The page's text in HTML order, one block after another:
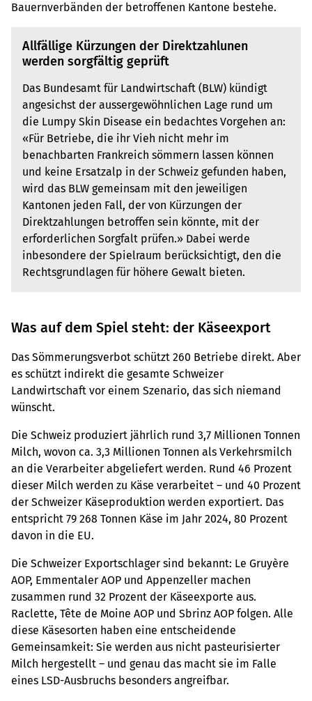
Bauernverbänden der betroffenen Kantone bestehe.
Allfällige Kürzungen der Direktzahlunen
werden sorgfältig geprüft
Das Bundesamt für Landwirtschaft (BLW) kündigt
angesichst der aussergewöhnlichen Lage rund um
die Lumpy Skin Disease ein bedachtes Vorgehen an:
«Für Betriebe, die ihr Vieh nicht mehr im
benachbarten Frankreich sömmern lassen können
und keine Ersatzalp in der Schweiz gefunden haben,
wird das BLW gemeinsam mit den jeweiligen
Kantonen jeden Fall, der von Kürzungen der
Direktzahlungen betroffen sein könnte, mit der
erforderlichen Sorgfalt prüfen.» Dabei werde
inbesondere der Spielraum berücksichtigt, den die
Rechtsgrundlagen für höhere Gewalt bieten.
Was auf dem Spiel steht: der Käseexport
Das Sömmerungsverbot schützt 260 Betriebe direkt. Aber
es schützt indirekt die gesamte Schweizer
Landwirtschaft vor einem Szenario, das sich niemand
wünscht.
Die Schweiz produziert jährlich rund 3,7 Millionen Tonnen
Milch, wovon ca. 3,3 Millionen Tonnen als Verkehrsmilch
an die Verarbeiter abgeliefert werden. Rund 46 Prozent
dieser Milch werden zu Käse verarbeitet – und 40 Prozent
der Schweizer Käseproduktion werden exportiert. Das
entspricht 79 268 Tonnen Käse im Jahr 2024, 80 Prozent
davon in die EU.
Die Schweizer Exportschlager sind bekannt: Le Gruyère
AOP, Emmentaler AOP und Appenzeller machen
zusammen rund 32 Prozent der Käseexporte aus.
Raclette, Tête de Moine AOP und Sbrinz AOP folgen. Alle
diese Käsesorten haben eine entscheidende
Gemeinsamkeit: Sie werden aus nicht pasteurisierter
Milch hergestellt – und genau das macht sie im Falle
eines LSD-Ausbruchs besonders angreifbar.